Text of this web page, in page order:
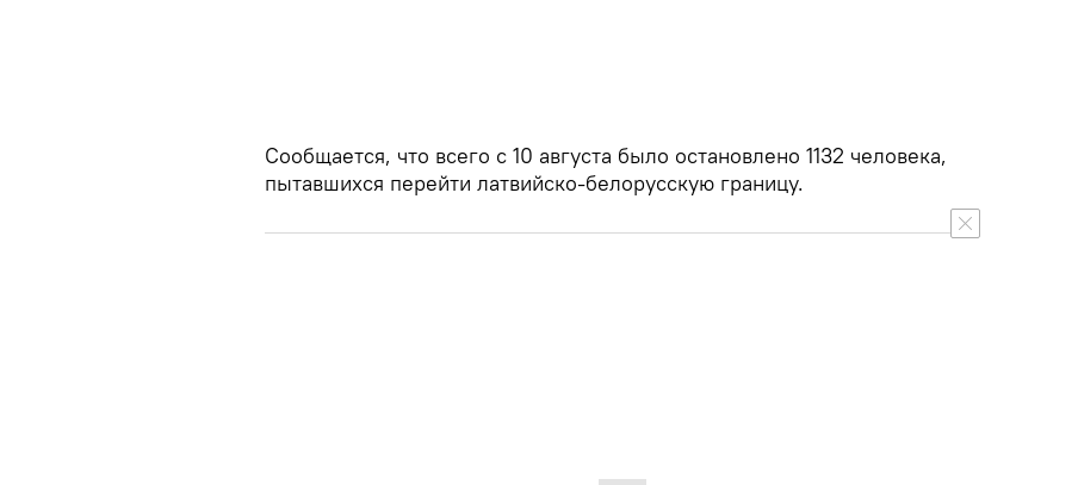
Сообщается, что всего с 10 августа было остановлено 1132 человека,
пытавшихся перейти латвийско-белорусскую границу.